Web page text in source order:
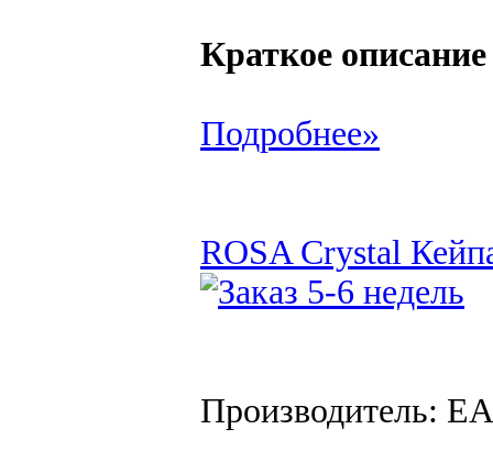
Краткое описание
Подробнее»
ROSA Crystal
Производитель: